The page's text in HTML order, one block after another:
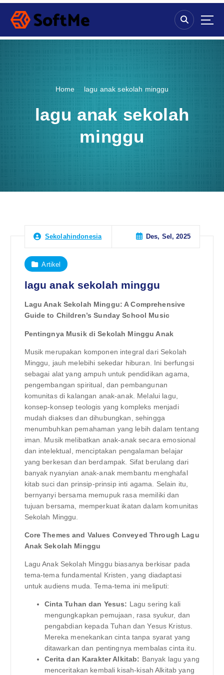
S
p
Home lagu anak sekolah minggu
lagu anak sekolah
minggu
Sekolahindonesia Des, Sel, 2025
Artikel
lagu anak sekolah minggu
Lagu Anak Sekolah Minggu: A Comprehensive
Guide to Children’s Sunday School Music
Pentingnya Musik di Sekolah Minggu Anak
Musik merupakan komponen integral dari Sekolah
Minggu, jauh melebihi sekedar hiburan. Ini berfungsi
sebagai alat yang ampuh untuk pendidikan agama,
pengembangan spiritual, dan pembangunan
komunitas di kalangan anak-anak. Melalui lagu,
konsep-konsep teologis yang kompleks menjadi
mudah diakses dan dihubungkan, sehingga
menumbuhkan pemahaman yang lebih dalam tentang
iman. Musik melibatkan anak-anak secara emosional
dan intelektual, menciptakan pengalaman belajar
yang berkesan dan berdampak. Sifat berulang dari
banyak nyanyian anak-anak membantu menghafal
kitab suci dan prinsip-prinsip inti agama. Selain itu,
bernyanyi bersama memupuk rasa memiliki dan
tujuan bersama, memperkuat ikatan dalam komunitas
Sekolah Minggu.
Core Themes and Values Conveyed Through Lagu
Anak Sekolah Minggu
Lagu Anak Sekolah Minggu biasanya berkisar pada
tema-tema fundamental Kristen, yang diadaptasi
untuk audiens muda. Tema-tema ini meliputi:
Cinta Tuhan dan Yesus: Lagu sering kali
mengungkapkan pemujaan, rasa syukur, dan
pengabdian kepada Tuhan dan Yesus Kristus.
Mereka menekankan cinta tanpa syarat yang
ditawarkan dan pentingnya membalas cinta itu.
Cerita dan Karakter Alkitab: Banyak lagu yang
menceritakan kembali kisah-kisah Alkitab yang